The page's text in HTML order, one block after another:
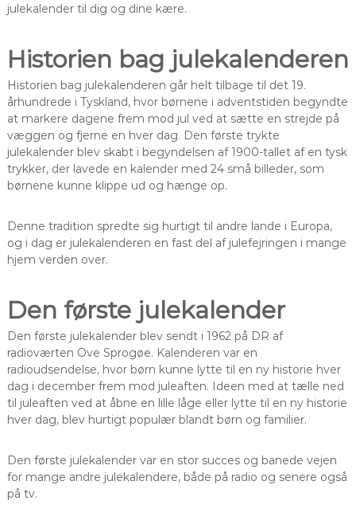
julekalender til dig og dine kære.
Historien bag julekalenderen
Historien bag julekalenderen går helt tilbage til det 19.
århundrede i Tyskland, hvor børnene i adventstiden begyndte
at markere dagene frem mod jul ved at sætte en strejde på
væggen og fjerne en hver dag. Den første trykte
julekalender blev skabt i begyndelsen af 1900-tallet af en tysk
trykker, der lavede en kalender med 24 små billeder, som
børnene kunne klippe ud og hænge op.
Denne tradition spredte sig hurtigt til andre lande i Europa,
og i dag er julekalenderen en fast del af julefejringen i mange
hjem verden over.
Den første julekalender
Den første julekalender blev sendt i 1962 på DR af
radioværten Ove Sprogøe. Kalenderen var en
radioudsendelse, hvor børn kunne lytte til en ny historie hver
dag i december frem mod juleaften. Ideen med at tælle ned
til juleaften ved at åbne en lille låge eller lytte til en ny historie
hver dag, blev hurtigt populær blandt børn og familier.
Den første julekalender var en stor succes og banede vejen
for mange andre julekalendere, både på radio og senere også
på tv.